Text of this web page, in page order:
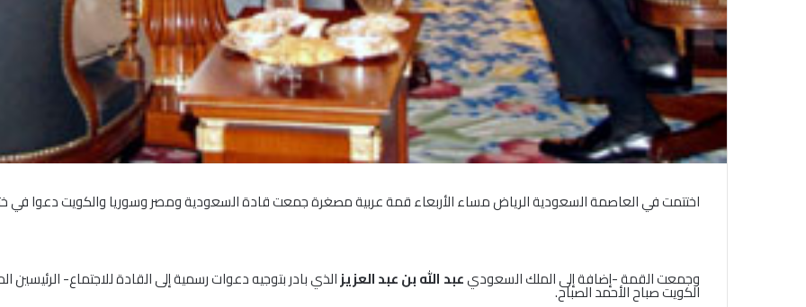
اختتمت في العاصمة السعودية الرياض مساء الأربعاء قمة عربية مصغرة جمعت قادة السعودية ومصر وسوريا والكويت دعوا في
وجمعت القمة -إضافة إلى الملك السعوديعبد الله بن عبد العزيزالذي بادر بتوجيه دعوات رسمية إلى القادة للاجتماع- الرئيسين
الكويت صباح الأحمد الصباح.